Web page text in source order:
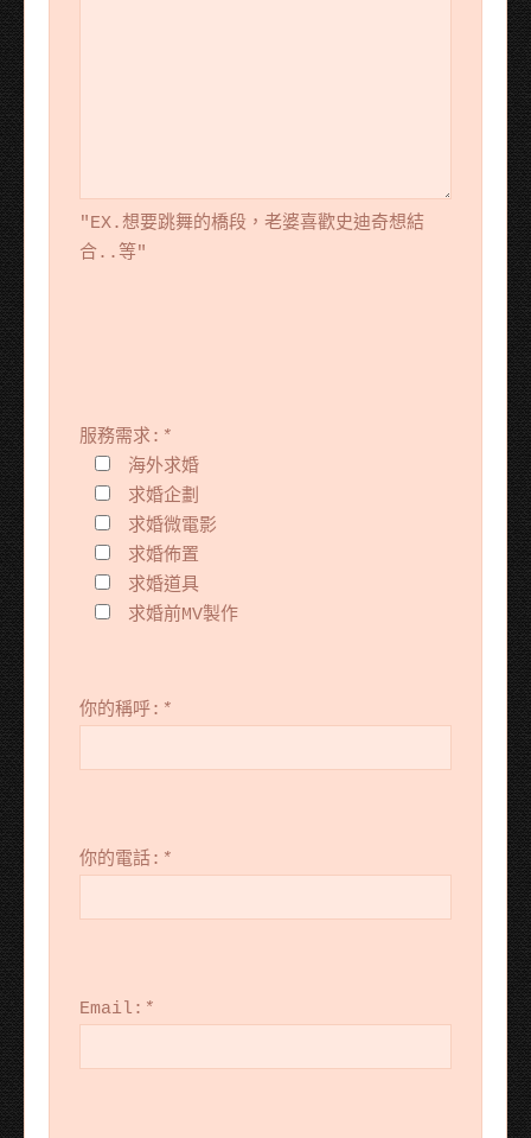
"EX.想要跳舞的橋段，老婆喜歡史迪奇想結
合..等"
服務需求: *
海外求婚
求婚企劃
求婚微電影
求婚佈置
求婚道具
求婚前MV製作
你的稱呼: *
你的電話: *
Email: *